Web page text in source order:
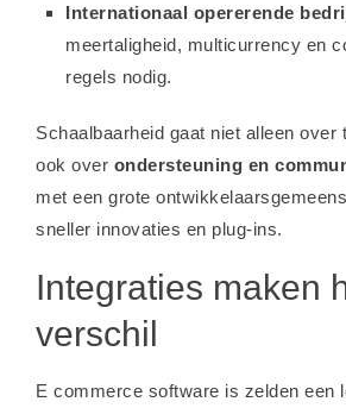
Internationaal opererende
meertaligheid, multicurrency en
regels nodig.
Schaalbaarheid gaat niet alleen over
ook over ondersteuning en
met een grote
sneller innovaties en plug-ins.
Integraties maken
verschil
E commerce software is zelden een